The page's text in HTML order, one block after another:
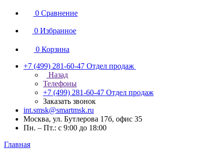
0 Сравнение
0 Избранное
0 Корзина
+7 (499) 281-60-47 Отдел продаж
Назад
Телефоны
+7 (499) 281-60-47 Отдел продаж
Заказать звонок
int.smsk@smartmsk.ru
Москва, ул. Бутлерова 17б, офис 35
Пн. – Пт.: с 9:00 до 18:00
Главная